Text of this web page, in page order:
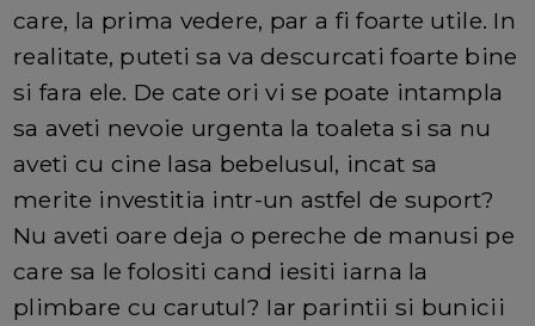
care, la prima vedere, par a fi foarte utile. In
realitate, puteti sa va descurcati foarte bine
si fara ele. De cate ori vi se poate intampla
sa aveti nevoie urgenta la toaleta si sa nu
aveti cu cine lasa bebelusul, incat sa
merite investitia intr-un astfel de suport?
Nu aveti oare deja o pereche de manusi pe
care sa le folositi cand iesiti iarna la
plimbare cu carutul? Iar parintii si bunicii